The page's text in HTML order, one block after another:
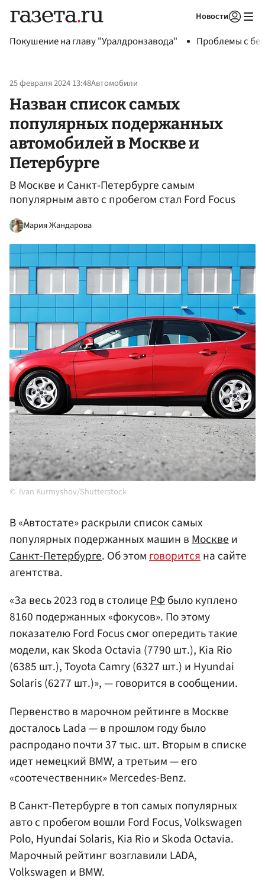
Новости
Покушение на главу "Уралдронзавода" Проблемы с
25 февраля 2024 13:48Автомобили
Назван список самых
популярных подержанных
автомобилей в Москве и
Петербурге
В Москве и Санкт-Петербурге самым
популярным авто с пробегом стал Ford Focus
Мария Жандарова
Ivan Kurmyshov/Shutterstock
В «Автостате» раскрыли список самых
популярных подержанных машин вМосквеи
Санкт-Петербурге. Об этомговоритсяна сайте
агентства.
«За весь 2023 год в столицеРФбыло куплено
8160 подержанных «фокусов». По этому
показателю Ford Focus смог опередить такие
модели, как Skoda Octavia (7790 шт.), Kia Rio
(6385 шт.), Toyota Camry (6327 шт.) и Hyundai
Solaris (6277 шт.)», — говорится в сообщении.
Первенство в марочном рейтинге в Москве
досталось Lada — в прошлом году было
распродано почти 37 тыс. шт. Вторым в списке
идет немецкий BMW, а третьим — его
«соотечественник» Mercedes-Benz.
В Санкт-Петербурге в топ самых популярных
авто с пробегом вошли Ford Focus, Volkswagen
Polo, Hyundai Solaris, Kia Rio и Skoda Octavia.
Марочный рейтинг возглавили LADA,
Volkswagen и BMW.